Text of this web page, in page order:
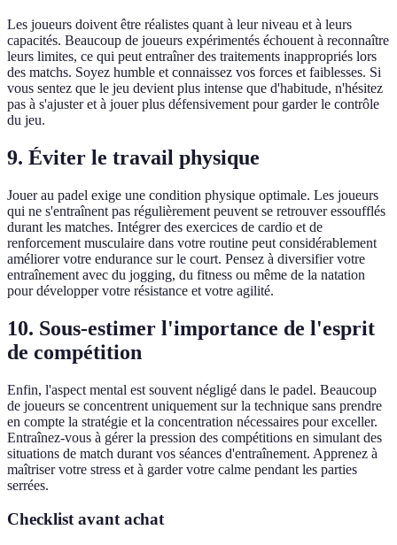
Les joueurs doivent être réalistes quant à leur niveau et à leurs
capacités. Beaucoup de joueurs expérimentés échouent à reconnaître
leurs limites, ce qui peut entraîner des traitements inappropriés lors
des matchs. Soyez humble et connaissez vos forces et faiblesses. Si
vous sentez que le jeu devient plus intense que d'habitude, n'hésitez
pas à s'ajuster et à jouer plus défensivement pour garder le contrôle
du jeu.
9. Éviter le travail physique
Jouer au padel exige une condition physique optimale. Les joueurs
qui ne s'entraînent pas régulièrement peuvent se retrouver essoufflés
durant les matches. Intégrer des exercices de cardio et de
renforcement musculaire dans votre routine peut considérablement
améliorer votre endurance sur le court. Pensez à diversifier votre
entraînement avec du jogging, du fitness ou même de la natation
pour développer votre résistance et votre agilité.
10. Sous-estimer l'importance de l'esprit
de compétition
Enfin, l'aspect mental est souvent négligé dans le padel. Beaucoup
de joueurs se concentrent uniquement sur la technique sans prendre
en compte la stratégie et la concentration nécessaires pour exceller.
Entraînez-vous à gérer la pression des compétitions en simulant des
situations de match durant vos séances d'entraînement. Apprenez à
maîtriser votre stress et à garder votre calme pendant les parties
serrées.
Checklist avant achat